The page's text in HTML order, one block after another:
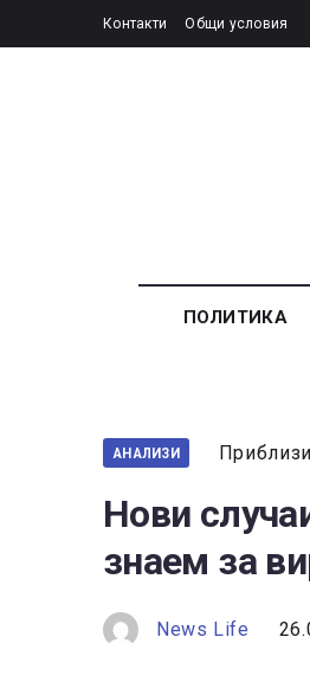
Контакти Общи условия
ПОЛИТИКА
АНАЛИЗИ
Нови
знаем за
News Life